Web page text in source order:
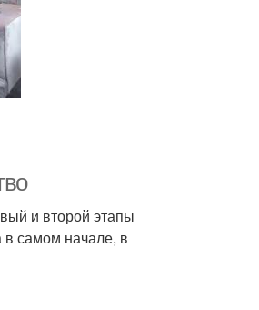
и второй этапы
самом начале, в